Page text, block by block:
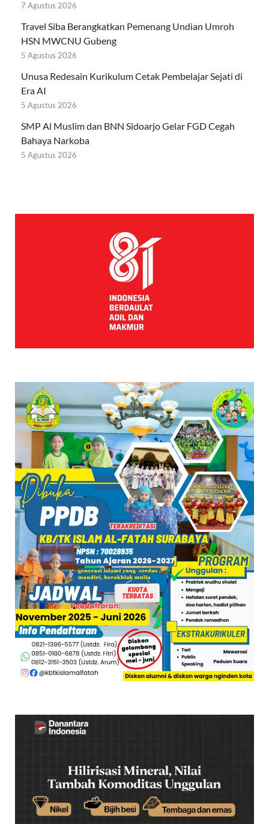
7 Agustus 2026
Travel Siba Berangkatkan Pemenang Undian Umroh
HSN MWCNU Gubeng
5 Agustus 2026
Unusa Redesain Kurikulum Cetak Pembelajar Sejati di
Era AI
5 Agustus 2026
SMP Al Muslim dan BNN Sidoarjo Gelar FGD Cegah
Bahaya Narkoba
5 Agustus 2026